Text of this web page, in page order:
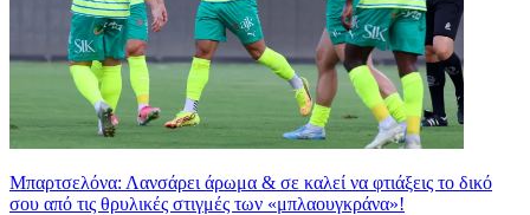
Μπαρτσελόνα: Λανσάρει άρωμα & σε καλεί να φτιάξεις το δικό
σου από τις θρυλικές στιγμές των «μπλαουγκράνα»!